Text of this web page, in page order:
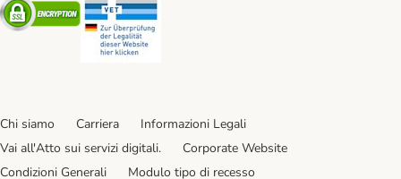
Chi siamo Carriera
Informazioni Legali
Vai all'Atto sui servizi digitali.
Corporate Website
Condizioni Generali
Modulo tipo di recesso